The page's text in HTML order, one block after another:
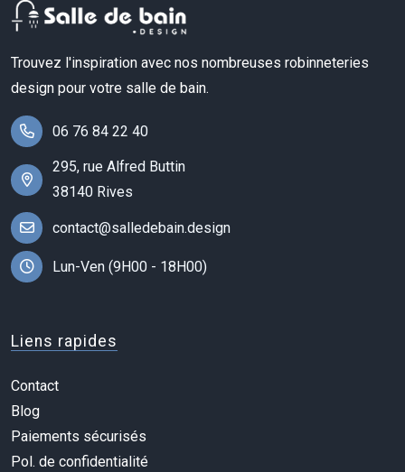
Trouvez l'inspiration avec nos nombreuses robinneteries
design pour votre salle de bain.
06 76 84 22 40
295, rue Alfred Buttin
38140 Rives
contact@salledebain.design
Lun-Ven (9H00 - 18H00)
Liens rapides
Contact
Blog
Paiements sécurisés
Pol. de confidentialité